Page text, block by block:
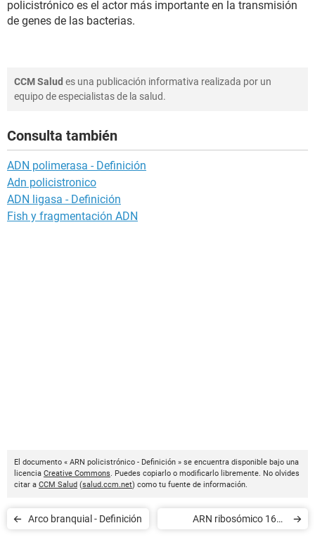
policistrónico es el actor más importante en la transmisión
de genes de las bacterias.
CCM Salud es una publicación informativa realizada por un
equipo de especialistas de la salud.
Consulta también
ADN polimerasa - Definición
Adn policistronico
ADN ligasa - Definición
Fish y fragmentación ADN
El documento « ARN policistrónico - Definición » se encuentra disponible bajo una
licencia Creative Commons. Puedes copiarlo o modificarlo libremente. No olvides
citar a CCM Salud (salud.ccm.net) como tu fuente de información.
Arco branquial - Definición
ARN ribosómico 16S -